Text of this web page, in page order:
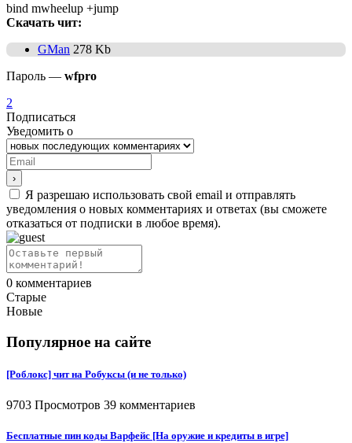
bind mwheelup +jump
Скачать чит:
GMan 278 Kb
Пароль — wfpro
2
Подписаться
Уведомить о
Я разрешаю использовать свой email и отправлять
уведомления о новых комментариях и ответах (вы cможете
отказаться от подписки в любое время).
0 комментариев
Старые
Новые
Популярное на сайте
[Роблокс] чит на Робуксы (и не только)
9703 Просмотров 39 комментариев
Бесплатные пин коды Варфейс [На оружие и кредиты в игре]